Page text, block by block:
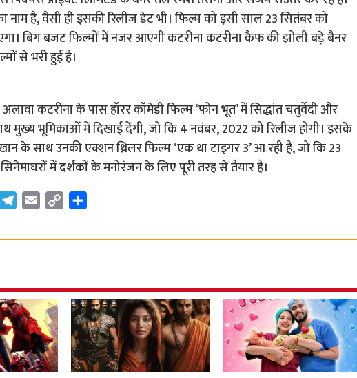
नाम है, वैसी ही इसकी रिलीज डेट भी। फिल्म को इसी साल 23 सितंबर को
बिग बजट फिल्मों में नजर आएंगी कटरीना कटरीना कैफ की झोली बड़े बैनर
से भरी हुई है।
अलावा कटरीना के पास हॉरर कॉमेडी फिल्म ‘फोन भूत’ में सिद्धांत चतुर्वेदी और
मुख्य भूमिकाओं में दिखाई देंगी, जो कि 4 नवंबर, 2022 को रिलीज होगी। इसके
के साथ उनकी एक्शन थ्रिलर फिल्म ‘एक था टाइगर 3’ आ रही है, जो कि 23
में दर्शकों के मनोरंजन के लिए पूरी तरह से तैयार है।
l
r
a
m
a
p
i
a